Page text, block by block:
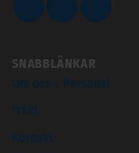
SNABBLÄNKAR